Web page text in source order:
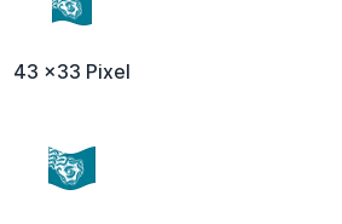
43 x33 Pixel